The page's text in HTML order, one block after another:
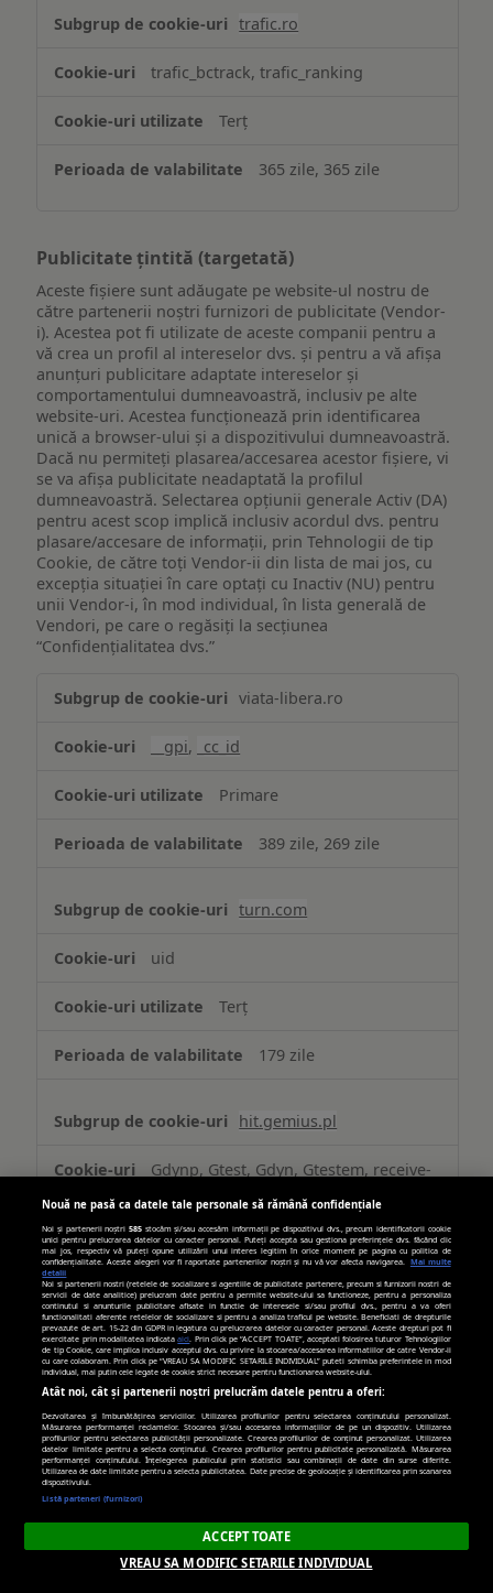
trafic.ro
trafic_bctrack, trafic_ranking
Terț
365 zile, 365 zile
Publicitate țintită (targetată)
Aceste fișiere sunt adăugate pe website-ul nostru de
către partenerii noștri furnizori de publicitate (Vendor-
i). Acestea pot fi utilizate de aceste companii pentru a
vă crea un profil al intereselor dvs. și pentru a vă afișa
anunțuri publicitare adaptate intereselor și
comportamentului dumneavoastră, inclusiv pe alte
website-uri. Acestea funcționează prin identificarea
unică a browser-ului și a dispozitivului dumneavoastră.
Dacă nu permiteți plasarea/accesarea acestor fișiere, vi
se va afișa publicitate neadaptată la profilul
dumneavoastră. Selectarea opțiunii generale Activ (DA)
pentru acest scop implică inclusiv acordul dvs. pentru
plasare/accesare de informații, prin Tehnologii de tip
Cookie, de către toți Vendor-ii din lista de mai jos, cu
excepția situației în care optați cu Inactiv (NU) pentru
unii Vendor-i, în mod individual, în lista generală de
Vendori, pe care o regăsiți la secțiunea
“Confidențialitatea dvs.”
țintită
viata-libera.ro
__gpi, _cc_id
Primare
389 zile, 269 zile
turn.com
uid
Terț
179 zile
hit.gemius.pl
Gdynp, Gtest, Gdyn, Gtestem, receive-
Terț
394 zile, 6 zile, 394 zile,
Câteva secunde, 394 zile
casalemedia.com
CMPRO, CMID, CMPS
Terț
89 zile, 364 zile, 89 zile
Nouă ne pasă ca datele tale personale să rămână confidențiale
Noi și partenerii noștri585 stocăm și/sau accesăm informații pe dispozitivul dvs., precum identificatorii cookie
unici pentru prelucrarea datelor cu caracter personal. Puteți accepta sau gestiona preferințele dvs. făcând clic
mai jos, respectiv vă puteți opune utilizării unui interes legitim în orice moment pe pagina cu politica de
confidențialitate. Aceste alegeri vor fi raportate partenerilor noștri și nu vă vor afecta navigarea.
Mai multe
detalii
Noi si partenerii nostri (retelele de socializare si agentiile de publicitate partenere, precum si furnizorii nostri de
servicii de date analitice) prelucram date pentru a permite website-ului sa functioneze, pentru a personaliza
continutul si anunturile publicitare afisate in functie de interesele si/sau profilul dvs., pentru a va oferi
functionalitati aferente retelelor de socializare si pentru a analiza traficul pe website. Beneficiati de drepturile
prevazute de art. 15-22 din GDPR in legatura cu prelucrarea datelor cu caracter personal. Aceste drepturi pot fi
exercitate prin modalitatea indicataaici . Prin click pe “ACCEPT TOATE”, acceptati folosirea tuturor Tehnologiilor
de tip Cookie, care implica inclusiv acceptul dvs. cu privire la stocarea/accesarea informatiilor de catre Vendor-ii
cu care colaboram. Prin click pe “VREAU SA MODIFIC SETARILE INDIVIDUAL” puteti schimba preferintele in mod
individual, mai putin cele legate de cookie strict necesare pentru functionarea website-ului.
Atât noi, cât și partenerii noștri prelucrăm datele pentru a oferi:
Dezvoltarea și îmbunătățirea serviciilor. Utilizarea profilurilor pentru selectarea conținutului personalizat.
Măsurarea performanței reclamelor. Stocarea și/sau accesarea informațiilor de pe un dispozitiv. Utilizarea
profilurilor pentru selectarea publicității personalizate. Crearea profilurilor de conținut personalizat. Utilizarea
datelor limitate pentru a selecta conținutul. Crearea profilurilor pentru publicitate personalizată. Măsurarea
performanței conținutului. Înțelegerea publicului prin statistici sau combinații de date din surse diferite.
Utilizarea de date limitate pentru a selecta publicitatea. Date precise de geolocație și identificarea prin scanarea
dispozitivului.
Listă parteneri (furnizori)
ACCEPT TOATE
VREAU SA MODIFIC SETARILE INDIVIDUAL